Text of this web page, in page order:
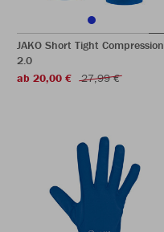
JAKO Short Tight Compression
2.0
ab 20,00 €
27,99 €